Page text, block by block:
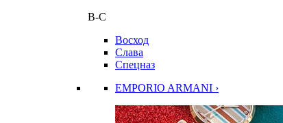
В-С
Восход
Слава
Спецназ
EMPORIO ARMANI ›